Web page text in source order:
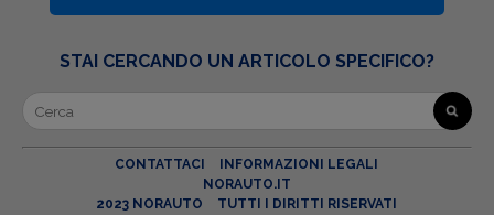
STAI CERCANDO UN ARTICOLO SPECIFICO?
CONTATTACI
INFORMAZIONI LEGALI
NORAUTO.IT
2023 NORAUTO
TUTTI I DIRITTI RISERVATI